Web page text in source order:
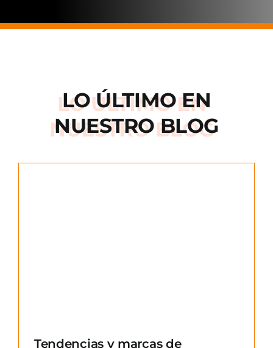
LO ÚLTIMO EN
NUESTRO BLOG
Tendencias y marcas de